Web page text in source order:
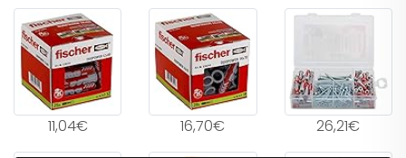
11,04€ 16,70€ 26,21€